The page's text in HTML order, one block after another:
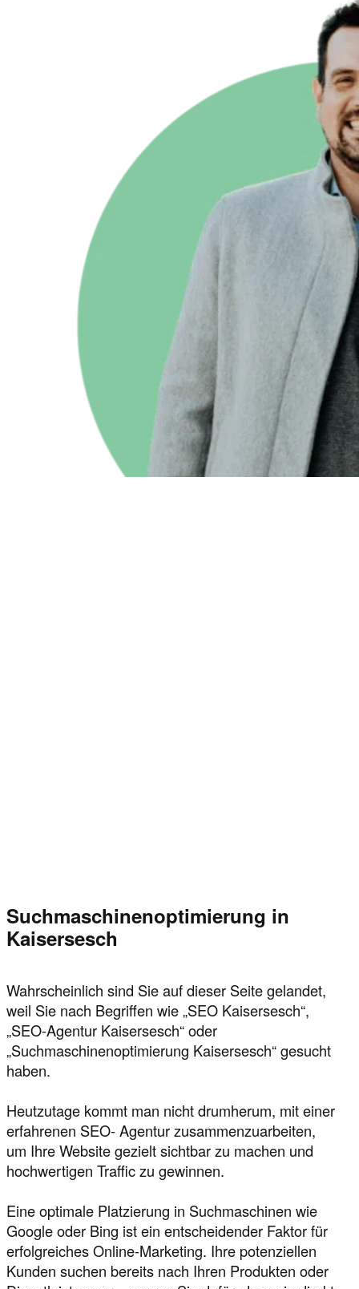
Suchmaschinenoptimierung in
Kaisersesch
Wahrscheinlich sind Sie auf dieser Seite gelandet,
weil Sie nach Begriffen wie „SEO Kaisersesch“,
„SEO-Agentur Kaisersesch“ oder
„Suchmaschinenoptimierung Kaisersesch“ gesucht
haben.
Heutzutage kommt man nicht drumherum, mit einer
erfahrenen SEO- Agentur zusammenzuarbeiten,
um Ihre Website gezielt sichtbar zu machen und
hochwertigen Traffic zu gewinnen.
Eine optimale Platzierung in Suchmaschinen wie
Google oder Bing ist ein entscheidender Faktor für
erfolgreiches Online-Marketing. Ihre potenziellen
Kunden suchen bereits nach Ihren Produkten oder